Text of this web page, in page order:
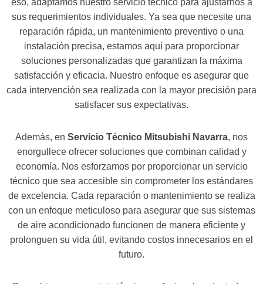
sus requerimientos individuales. Ya sea que necesite una
reparación rápida, un mantenimiento preventivo o una
instalación precisa, estamos aquí para proporcionar
soluciones personalizadas que garantizan la máxima
satisfacción y eficacia. Nuestro enfoque es asegurar que
cada intervención sea realizada con la mayor precisión para
satisfacer sus expectativas.
Además, en Servicio Técnico Mitsubishi Navarra, nos
enorgullece ofrecer soluciones que combinan calidad y
economía. Nos esforzamos por proporcionar un servicio
técnico que sea accesible sin comprometer los estándares
de excelencia. Cada reparación o mantenimiento se realiza
con un enfoque meticuloso para asegurar que sus sistemas
de aire acondicionado funcionen de manera eficiente y
prolonguen su vida útil, evitando costos innecesarios en el
futuro.